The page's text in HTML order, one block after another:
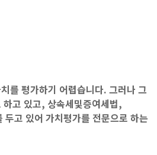
를 평가하기 어렵습니다. 그러나 그
고 있고, 상속세및증여세법,
고 있어 가치평가를 전문으로 하는